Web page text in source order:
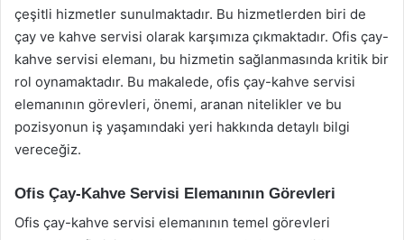
çeşitli hizmetler sunulmaktadır. Bu hizmetlerden biri de
çay ve kahve servisi olarak karşımıza çıkmaktadır. Ofis çay-
kahve servisi elemanı, bu hizmetin sağlanmasında kritik bir
rol oynamaktadır. Bu makalede, ofis çay-kahve servisi
elemanının görevleri, önemi, aranan nitelikler ve bu
pozisyonun iş yaşamındaki yeri hakkında detaylı bilgi
vereceğiz.
Ofis Çay-Kahve Servisi Elemanının Görevleri
Ofis çay-kahve servisi elemanının temel görevleri